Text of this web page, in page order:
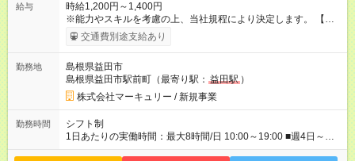
給与
時給1,200円～1,400円
※能力やスキルを考慮の上、当社規程により決定します。 【試
用期間】試用期間あり 試用期間の長さ：3ヶ月 雇用形態、給与
は本採用時と同じです。
交通費別途支給あり
勤務地
島根県益田市
島根県益田市駅前町（最寄り駅： 益田駅 ）
株式会社マーキュリー / 新規事業
勤務時間
シフト制
1日あたりの実働時間：最大8時間/日 10:00～19:00 ■週4日～勤
務OK ■1日6時間～勤務OK ■時短勤務OK（10:00～17:00）